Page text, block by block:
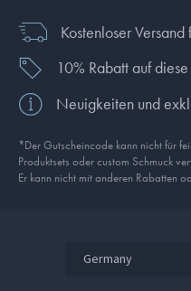
Kostenloser
10% Rabatt auf
Neuigkeiten und
*Der Gutscheincode kann nicht für
Produkt­sets oder custom Schmuck
Er kann nicht mit anderen Rabatten
Germany